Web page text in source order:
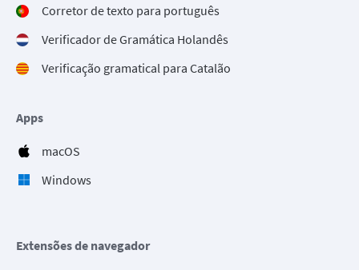
Corretor de texto para português
Verificador de Gramática Holandês
Verificação gramatical para Catalão
Apps
macOS
Windows
Extensões de navegador